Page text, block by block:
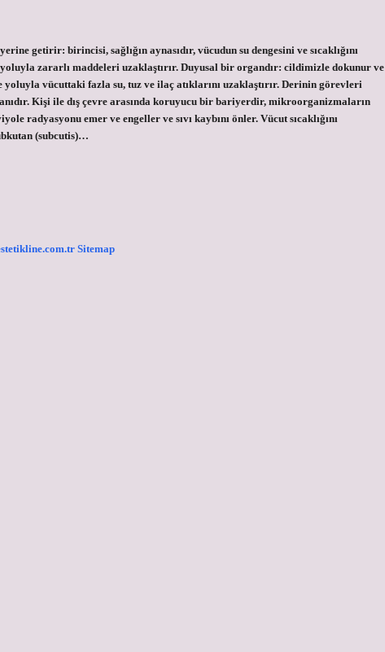
getirir: birincisi, sağlığın aynasıdır, vücudun su dengesini ve sıcaklığını
zararlı maddeleri uzaklaştırır. Duyusal bir organdır: cildimizle dokunur ve
vücuttaki fazla su, tuz ve ilaç atıklarını uzaklaştırır. Derinin görevleri
Kişi ile dış çevre arasında koruyucu bir bariyerdir, mikroorganizmaların
radyasyonu emer ve engeller ve sıvı kaybını önler. Vücut sıcaklığını
(subcutis)…
Sitemap